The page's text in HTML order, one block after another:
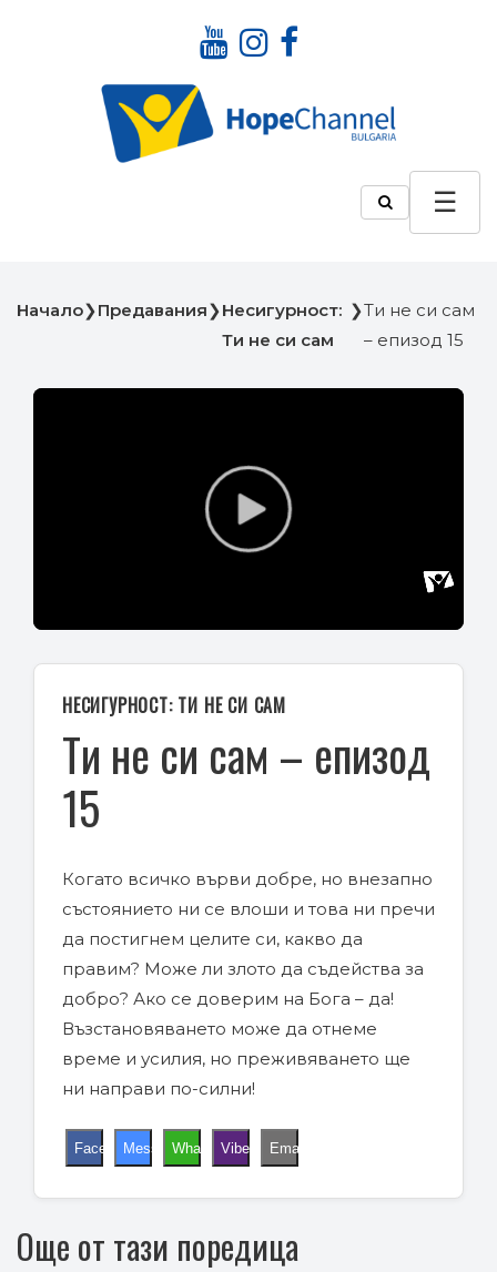
Начало❯Предавания❯Несигурност:
Ти не си сам
❯Ти не си сам
– епизод 15
Play
НЕСИГУРНОСТ: ТИ НЕ СИ САМ
Ти не си сам – епизод
15
Когато всичко върви добре, но внезапно
състоянието ни се влоши и това ни пречи
да постигнем целите си, какво да
правим? Може ли злото да съдейства за
добро? Ако се доверим на Бога – да!
Възстановяването може да отнеме
време и усилия, но преживяването ще
ни направи по-силни!
FacebookMessengerWhatsApp
Viber Email
Още от тази поредица